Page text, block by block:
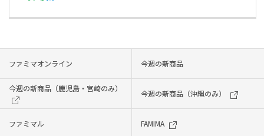
ファミマオンライン 今週の新商品
今週の新商品（鹿児島・宮崎のみ）
今週の新商品（沖縄のみ）
ファミマル FAMIMA